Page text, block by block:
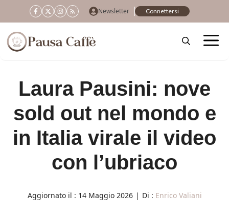
al
contenuto
Newsletter Connettersi
Laura Pausini: nove
sold out nel mondo e
in Italia virale il video
con l’ubriaco
Aggiornato il : 14 Maggio 2026 | Di : Enrico Valiani